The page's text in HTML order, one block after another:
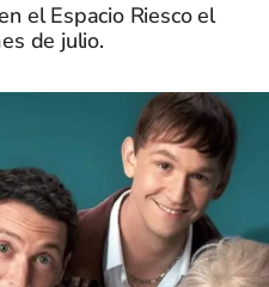
el Espacio Riesco el
de julio.